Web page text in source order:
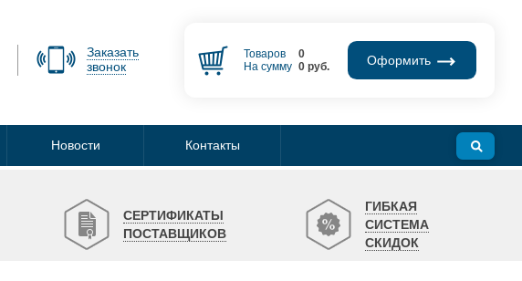
Заказать
звонок
Товаров
0
На сумму 0руб. Оформить
Новости Контакты
СЕРТИФИКАТЫ
ПОСТАВЩИКОВ
ГИБКАЯ
СИСТЕМА
СКИДОК